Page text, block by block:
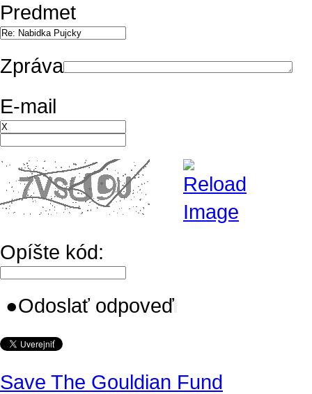
Predmet
Zpráva
E-mail
Opíšte kód:
●Odoslať odpoveď
Save The Gouldian Fund